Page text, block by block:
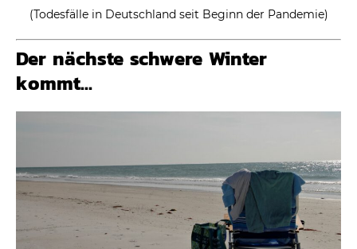
(Todesfälle in Deutschland seit Beginn der Pandemie)
Der nächste schwere Winter
kommt…